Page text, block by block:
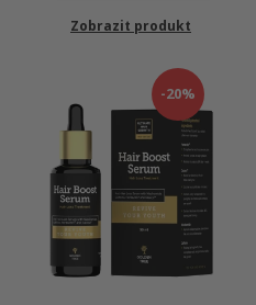
Zobrazit produkt
-20%